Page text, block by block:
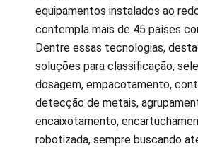
equipamentos instalados ao
contempla mais de 45 países
Dentre essas tecnologias,
soluções para classificação,
dosagem, empacotamento,
detecção de metais,
encaixotamento,
robotizada, sempre buscando